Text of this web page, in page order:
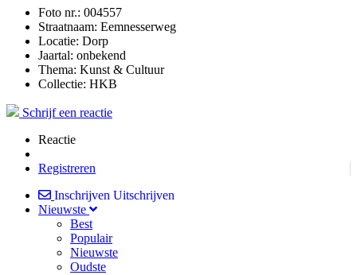
Foto nr.: 004557
Straatnaam: Eemnesserweg
Locatie: Dorp
Jaartal: onbekend
Thema: Kunst & Cultuur
Collectie: HKB
Schrijf een reactie
Reactie
Registreren
Inschrijven Uitschrijven
Nieuwste
Best
Populair
Nieuwste
Oudste